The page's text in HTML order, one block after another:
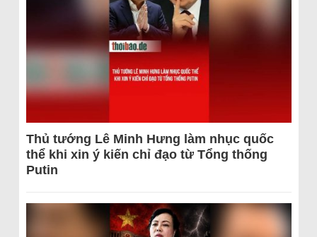
Thủ tướng Lê Minh Hưng làm nhục quốc
thể khi xin ý kiến chỉ đạo từ Tổng thống
Putin